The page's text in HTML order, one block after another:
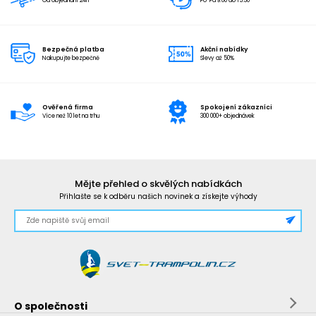
Bezpečná platba
Nakupujte bezpečně
Akční nabídky
Slevy až 50%
Ověřená firma
Více než 10 let na trhu
Spokojení zákazníci
300 000+ objednávek
Mějte přehled o skvělých nabídkách
Přihlašte se k odběru našich novinek a získejte výhody
O společnosti